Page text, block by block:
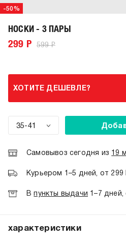
-50%
НОСКИ - 3 ПАРЫ
299 Р 599 Р
ХОТИТЕ ДЕШЕВЛЕ?
35-41
Самовывоз сегодня из 19
Курьером 1–5 дней, от 299
Впункты выдачи 1–7 дней,
характеристики